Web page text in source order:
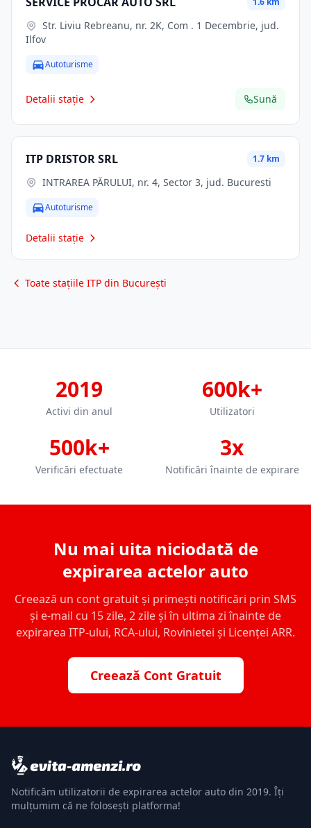
Ilfov
Autoturisme
Detalii stație Sună
ITP DRISTOR SRL 1.7 km
INTRAREA PĂRULUI, nr. 4, Sector 3, jud. Bucuresti
Autoturisme
Detalii stație
Toate stațiile ITP din București
2019
Activi din anul
600k+
Utilizatori
500k+
Verificări efectuate
3x
Notificări înainte de expirare
Nu mai uita niciodată de
expirarea actelor auto
Creează un cont gratuit și primești notificări prin SMS
și e-mail cu 15 zile, 2 zile și în ultima zi înainte de
expirarea ITP-ului, RCA-ului, Rovinietei și Licenței ARR.
Creează Cont Gratuit
Notificăm utilizatorii de expirarea actelor auto din 2019. Îți
mulțumim că ne folosești platforma!